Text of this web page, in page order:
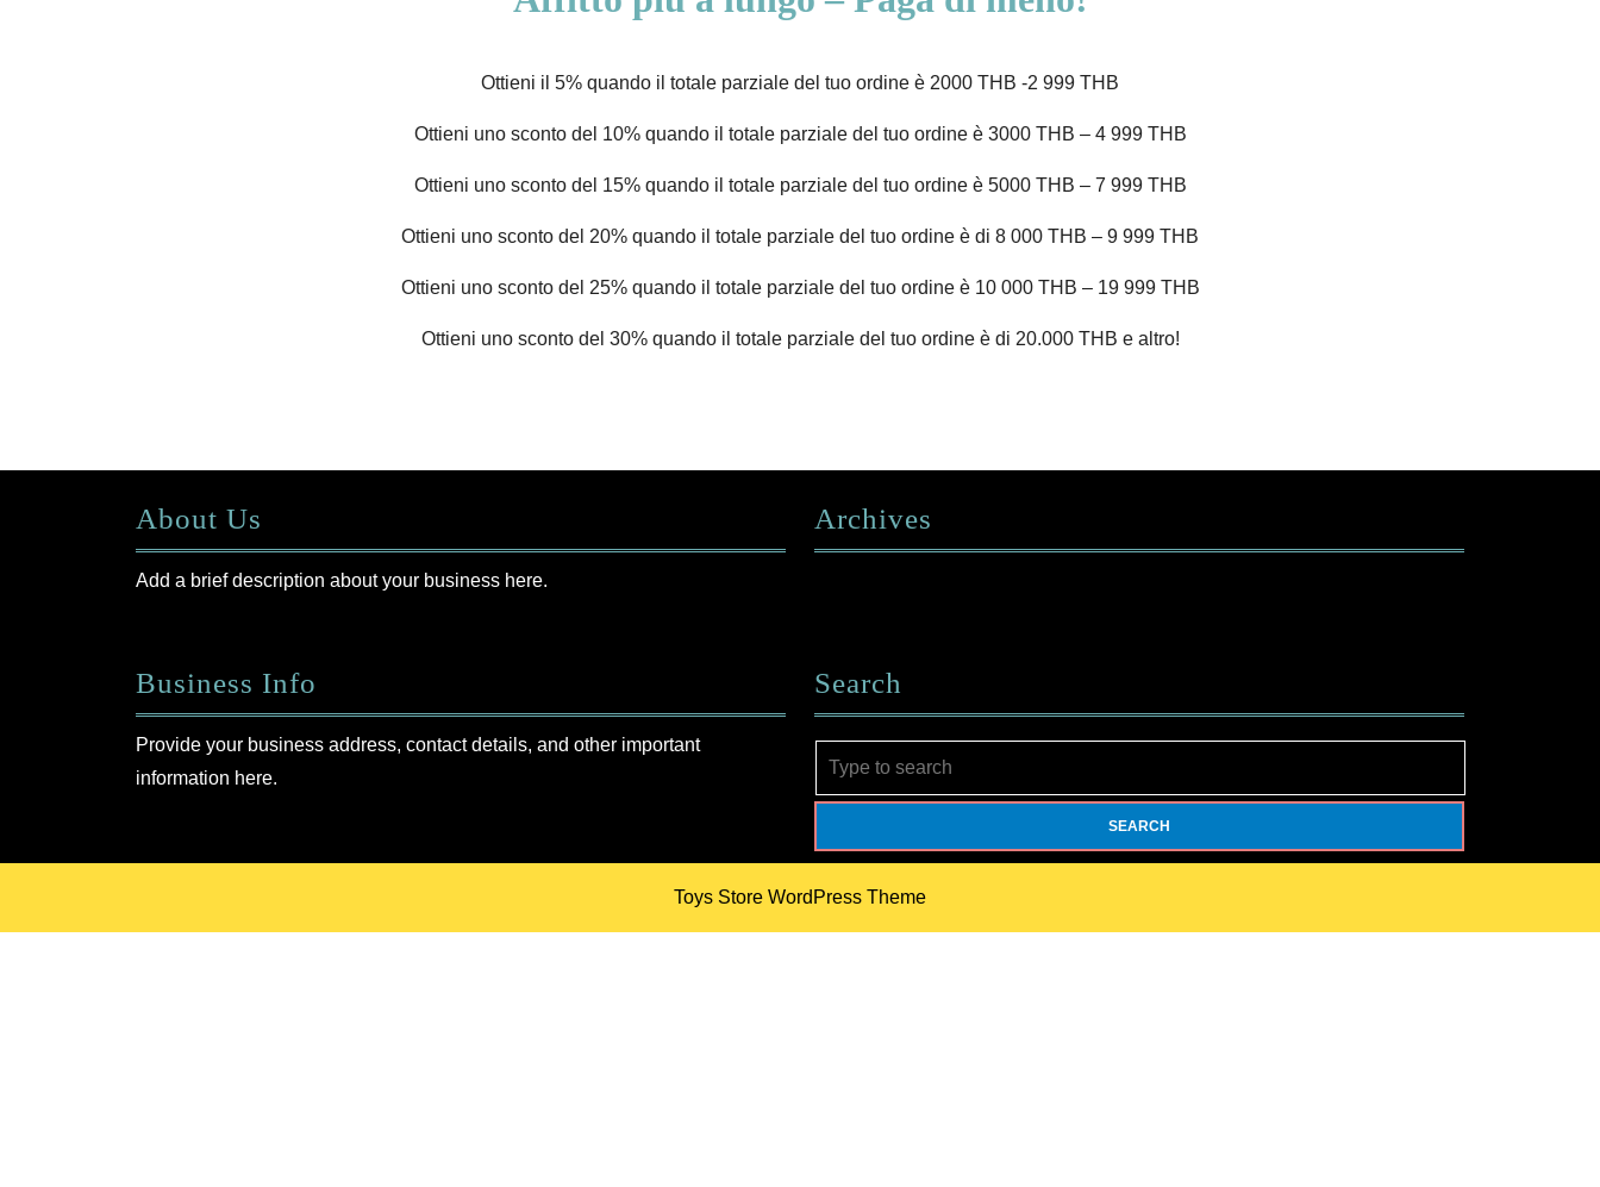
Ottieni il 5% quando il totale parziale del tuo ordine è 2000 THB -2 999 THB
Ottieni uno sconto del 10% quando il totale parziale del tuo ordine è 3000 THB – 4 999 THB
Ottieni uno sconto del 15% quando il totale parziale del tuo ordine è 5000 THB – 7 999 THB
Ottieni uno sconto del 20% quando il totale parziale del tuo ordine è di 8 000 THB – 9 999 THB
Ottieni uno sconto del 25% quando il totale parziale del tuo ordine è 10 000 THB – 19 999 THB
Ottieni uno sconto del 30% quando il totale parziale del tuo ordine è di 20.000 THB e altro!
About Us
Add a brief description about your business here.
Archives
Business Info
Provide your business address, contact details, and other important
information here.
Search
Toys Store WordPress Theme